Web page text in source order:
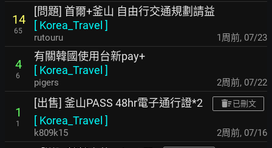
14
65
[問題] 首爾+釜山 自由行交通規劃請益
[ Korea_Travel ]
rutouru 1周前, 07/23
4
6
有關韓國使用台新pay+
[ Korea_Travel ]
pigers 2周前, 07/22
1
1
[出售] 釜山PASS 48hr電子通行證*2 已刪文
[ Korea_Travel ]
k809k15 2周前, 07/16